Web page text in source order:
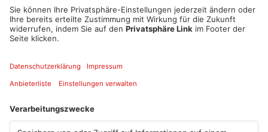
Kinzig-Kreis
TOPNEWS